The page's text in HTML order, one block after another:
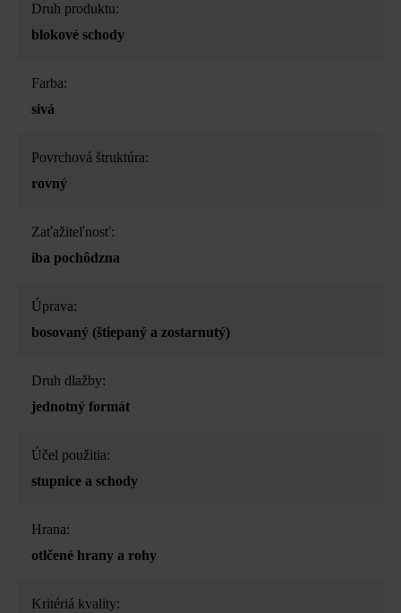
Druh produktu:
blokové schody
Farba:
sivá
Povrchová štruktúra:
rovný
Zaťažiteľnosť:
iba pochôdzna
Úprava:
bosovaný (štiepaný a zostarnutý)
Druh dlažby:
jednotný formát
Účel použitia:
stupnice a schody
Hrana:
otlčené hrany a rohy
Kritériá kvality: